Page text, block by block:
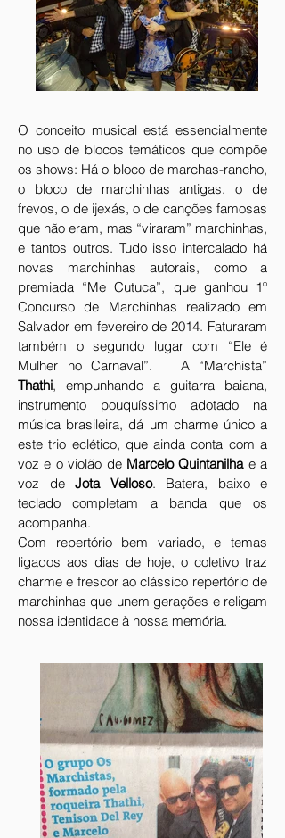
O conceito musical está essencialmente
no uso de blocos temáticos que compõe
os shows: Há o bloco de marchas-rancho,
o bloco de marchinhas antigas, o de
frevos, o de ijexás, o de canções famosas
que não eram, mas “viraram” marchinhas,
e tantos outros. Tudo isso intercalado há
novas marchinhas autorais, como a
premiada “Me Cutuca”, que ganhou 1º
Concurso de Marchinhas realizado em
Salvador em fevereiro de 2014. Faturaram
também o segundo lugar com “Ele é
Mulher no Carnaval”. A “Marchista”
Thathi, empunhando a guitarra baiana,
instrumento pouquíssimo adotado na
música brasileira, dá um charme único a
este trio eclético, que ainda conta com a
voz e o violão de Marcelo Quintanilhae a
voz de Jota Velloso. Batera, baixo e
teclado completam a banda que os
acompanha.
Com repertório bem variado, e temas
ligados aos dias de hoje, o coletivo traz
charme e frescor ao clássico repertório de
marchinhas que unem gerações e religam
nossa identidade à nossa memória.